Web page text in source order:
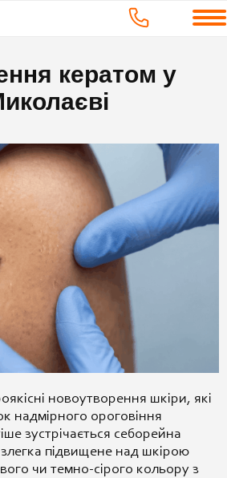
кератом у
новоутворення шкіри, які
надмірного ороговіння
зустрічається себорейна
підвищене над шкірою
чи темно-сірого кольору з